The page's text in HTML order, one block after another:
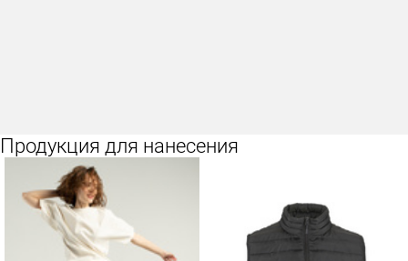
Продукция для нанесения